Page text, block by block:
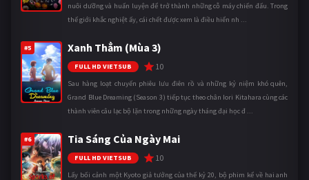
nuôi dưỡng và huấn luyện để trở thành những cỗ máy chiến đấu. Trong
thế giới khắc nghiệt ấy, cái chết được xem là điều hiển nh ...
#5 Xanh Thẳm (Mùa 3)
FULL HD VIETSUB 10
Sau hàng loạt chuyến phiêu lưu điên rồ và những kỷ niệm khó quên,
Grand Blue Dreaming (Season 3) tiếp tục theo chân Iori Kitahara cùng các
thành viên câu lạc bộ lặn trong những ngày tháng đại học đ ...
#6 Tia Sáng Của Ngày Mai
FULL HD VIETSUB 10
Lấy bối cảnh một Kyoto giả tưởng của thế kỷ 20, bộ phim kể về hai anh